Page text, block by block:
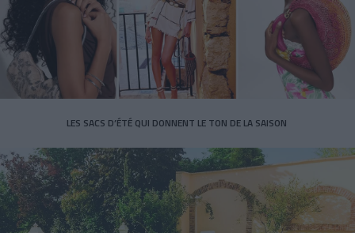
LES SACS D’ÉTÉ QUI DONNENT LE TON DE LA SAISON